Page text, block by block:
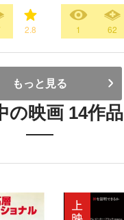
2.8 1 62
もっと見る
の映画 14作品